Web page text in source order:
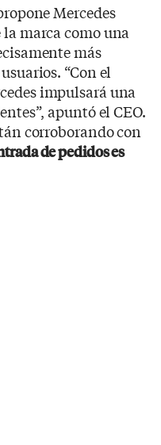
Mercedes
marca como una
más
“Con el
impulsará una
apuntó el CEO.
corroborando con
de pedidos es